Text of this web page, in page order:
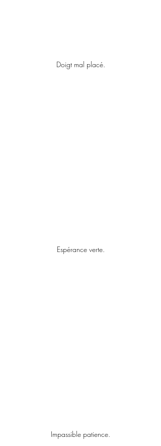
Doigt mal placé.
Espérance verte.
Impassible patience.